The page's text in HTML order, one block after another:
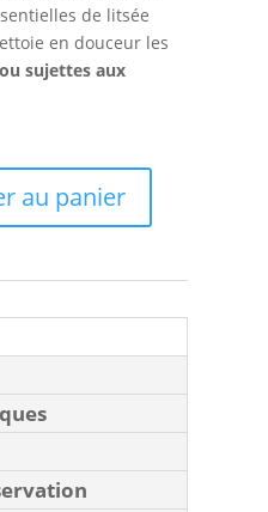
de litsée
en douceur les
sujettes aux
au panier